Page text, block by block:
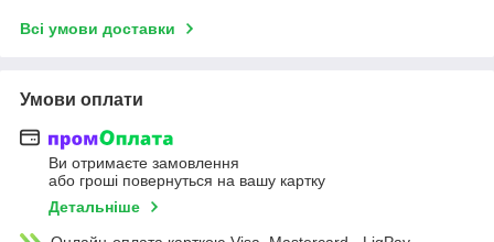
Всі умови доставки
Умови оплати
Ви отримаєте замовлення
або гроші повернуться на вашу картку
Детальніше